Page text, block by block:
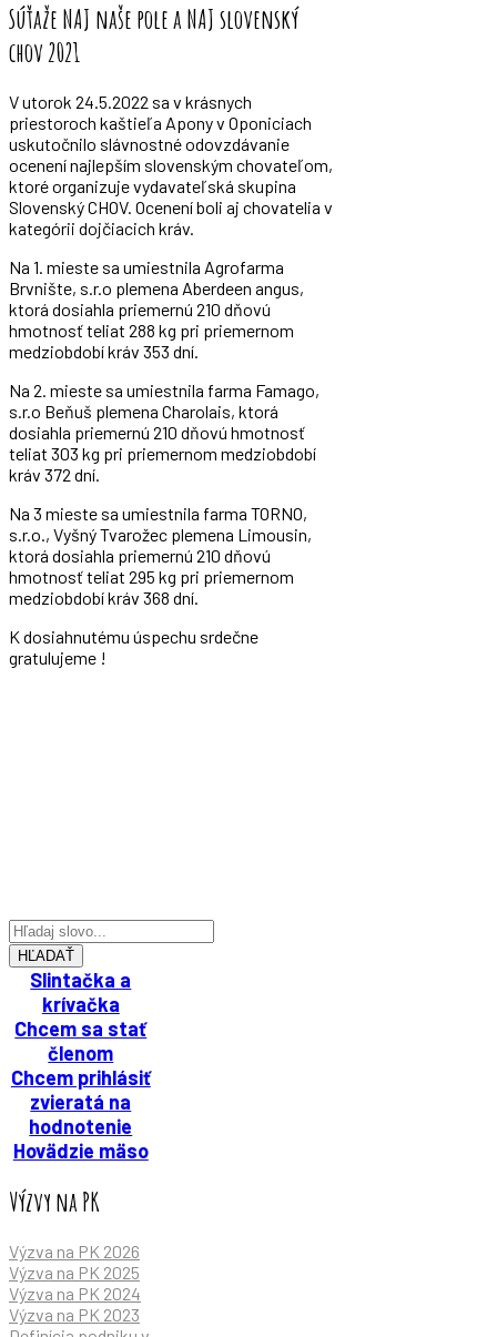
Súťaže NAJ naše pole a NAJ slovenský
chov 2021
V utorok 24.5.2022 sa v krásnych
priestoroch kaštieľa Apony v Oponiciach
uskutočnilo slávnostné odovzdávanie
ocenení najlepším slovenským chovateľom,
ktoré organizuje vydavateľská skupina
Slovenský CHOV. Ocenení boli aj chovatelia v
kategórii dojčiacich kráv.
Na 1. mieste sa umiestnila Agrofarma
Brvnište, s.r.o plemena Aberdeen angus,
ktorá dosiahla priemernú 210 dňovú
hmotnosť teliat 288 kg pri priemernom
medziobdobí kráv 353 dní.
Na 2. mieste sa umiestnila farma Famago,
s.r.o Beňuš plemena Charolais, ktorá
dosiahla priemernú 210 dňovú hmotnosť
teliat 303 kg pri priemernom medziobdobí
kráv 372 dní.
Na 3 mieste sa umiestnila farma TORNO,
s.r.o., Vyšný Tvarožec plemena Limousin,
ktorá dosiahla priemernú 210 dňovú
hmotnosť teliat 295 kg pri priemernom
medziobdobí kráv 368 dní.
K dosiahnutému úspechu srdečne
gratulujeme !
HĽADAŤ
Slintačka a
krívačka
Chcem sa stať
členom
Chcem prihlásiť
zvieratá na
hodnotenie
Hovädzie mäso
Výzvy na PK
Výzva na PK 2026
Výzva na PK 2025
Výzva na PK 2024
Výzva na PK 2023